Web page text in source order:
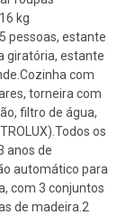
kg
pessoas, estante
giratória, estante
com
torneira com
filtro de água,
os
anos de
automático para
com 3 conjuntos
de madeira.2